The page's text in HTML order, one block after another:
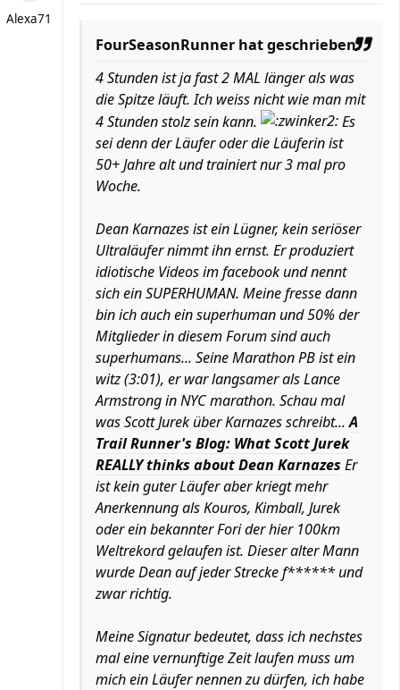
Alexa71
FourSeasonRunner hat geschrieben:
4 Stunden ist ja fast 2 MAL länger als was
die Spitze läuft. Ich weiss nicht wie man mit
4 Stunden stolz sein kann.
Es
sei denn der Läufer oder die Läuferin ist
50+ Jahre alt und trainiert nur 3 mal pro
Woche.
Dean Karnazes ist ein Lügner, kein seriöser
Ultraläufer nimmt ihn ernst. Er produziert
idiotische Videos im facebook und nennt
sich ein SUPERHUMAN. Meine fresse dann
bin ich auch ein superhuman und 50% der
Mitglieder in diesem Forum sind auch
superhumans... Seine Marathon PB ist ein
witz (3:01), er war langsamer als Lance
Armstrong in NYC marathon. Schau mal
was Scott Jurek über Karnazes schreibt...A
Trail Runner's Blog: What Scott Jurek
REALLY thinks about Dean Karnazes Er
ist kein guter Läufer aber kriegt mehr
Anerkennung als Kouros, Kimball, Jurek
oder ein bekannter Fori der hier 100km
Weltrekord gelaufen ist. Dieser alter Mann
wurde Dean auf jeder Strecke f****** und
zwar richtig.
Meine Signatur bedeutet, dass ich nechstes
mal eine vernunftige Zeit laufen muss um
mich ein Läufer nennen zu dürfen, ich habe